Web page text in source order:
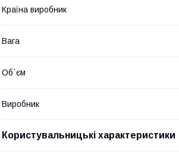
Країна виробник
Вага
Об`єм
Виробник
Користувальницькі характеристики